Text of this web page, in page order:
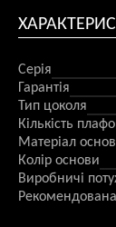
Серія
Гарантія
Тип цоколя
Кількість
Матеріал
Колір основи
Виробничі